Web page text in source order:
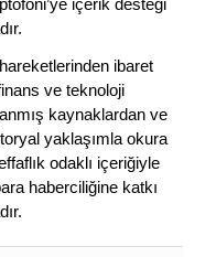
ibaret
ve teknoloji
kaynaklardan ve
yaklaşımla okura
odaklı içeriğiyle
haberciliğine katkı